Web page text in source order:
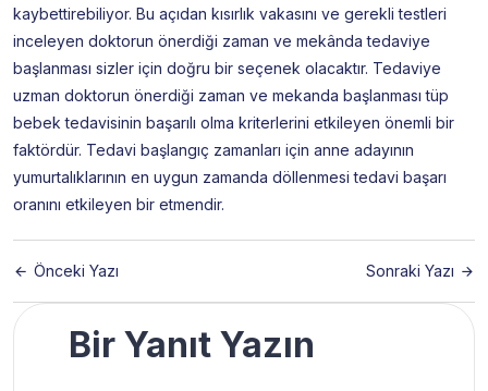
kaybettirebiliyor. Bu açıdan kısırlık vakasını ve gerekli testleri
inceleyen doktorun önerdiği zaman ve mekânda tedaviye
başlanması sizler için doğru bir seçenek olacaktır. Tedaviye
uzman doktorun önerdiği zaman ve mekanda başlanması tüp
bebek tedavisinin başarılı olma kriterlerini etkileyen önemli bir
faktördür. Tedavi başlangıç zamanları için anne adayının
yumurtalıklarının en uygun zamanda döllenmesi tedavi başarı
oranını etkileyen bir etmendir.
Önceki Yazı Sonraki Yazı
Bir Yanıt Yazın